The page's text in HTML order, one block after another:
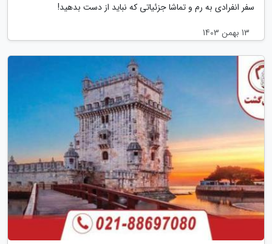
سفر انفرادی به رم و تماشا جزئیاتی که نباید از دست بدهید!
13 بهمن 1403